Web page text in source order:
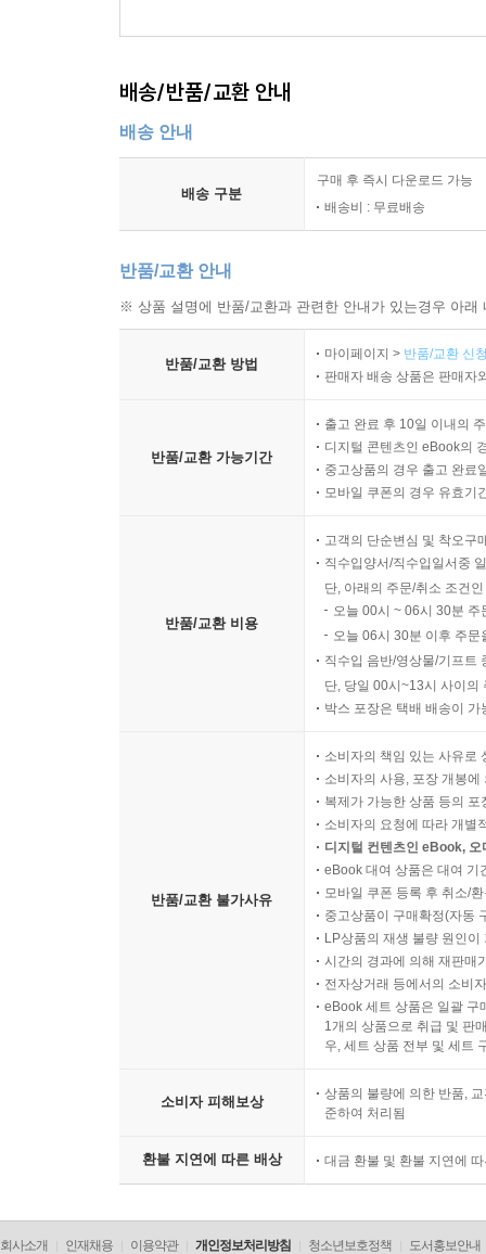
배송/반품/교환 안내
배송 안내
배송 구분
구매 후 즉시 다운로드 가능
배송비 : 무료배송
반품/교환 안내
※ 상품 설명에 반품/교환과 관련한 안내가 있는경우 아
반품/교환 방법
마이페이지 > 반품/교환 신
판매자 배송 상품은 판매자
반품/교환 가능기간
출고 완료 후 10일 이내의
디지털 콘텐츠인 eBook의
중고상품의 경우 출고 완료
모바일 쿠폰의 경우 유효기
반품/교환 비용
고객의 단순변심 및 착오구
직수입양서/직수입일서중
단, 아래의 주문/취소 조건
오늘 00시 ~ 06시 30분
오늘 06시 30분 이후 주
직수입 음반/영상물/기프트
단, 당일 00시~13시 사이의
박스 포장은 택배 배송이
반품/교환 불가사유
소비자의 책임 있는 사유로
소비자의 사용, 포장 개봉
복제가 가능한 상품 등의
소비자의 요청에 따라 개별
디지털 컨텐츠인 eBook,
eBook 대여 상품은 대여 기
모바일 쿠폰 등록 후 취소/
중고상품이 구매확정(자동
LP상품의 재생 불량 원인
시간의 경과에 의해 재판매
전자상거래 등에서의 소비
eBook 세트 상품은 일괄 구
1개의 상품으로 취급 및 판
우, 세트 상품 전부 및 세트
소비자 피해보상
상품의 불량에 의한 반품,
준하여 처리됨
환불 지연에 따른 배상 대금 환불 및 환불 지연에
회사소개 인재채용 이용약관 개인정보처리방침 청소년보호정책 도서홍보안내